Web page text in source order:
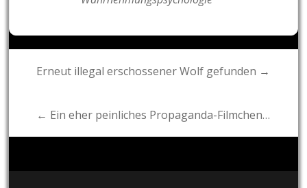
Post
Erneut illegal erschossener Wolf gefunden →
← Ein eher peinliches Propaganda-Filmchen…